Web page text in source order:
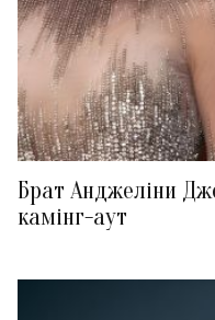
Брат Анджеліни
камінг-аут